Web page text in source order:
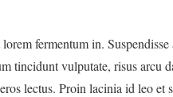
fermentum in.
tincidunt vulputate, risus arcu
lectus. Proin lacinia id leo et